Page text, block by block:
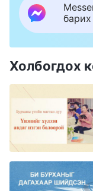
барих
Холбогдох